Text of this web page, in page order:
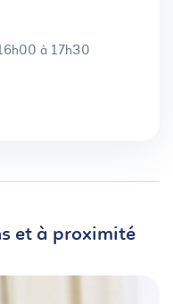
à 17h30
et à proximité